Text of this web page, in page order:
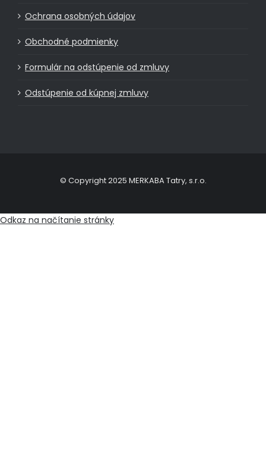
Ochrana osobných údajov
Obchodné podmienky
Formulár na odstúpenie od zmluvy
Odstúpenie od kúpnej zmluvy
© Copyright 2025 MERKABA Tatry, s.r.o.
Odkaz na načítanie stránky